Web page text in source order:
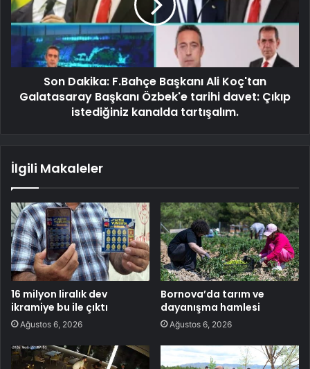
Son Dakika: F.Bahçe Başkanı Ali Koç'tan
Galatasaray Başkanı Özbek'e tarihi davet: Çıkıp
istediğiniz kanalda tartışalım.
İlgili Makaleler
16 milyon liralık dev
ikramiye bu ile çıktı
Ağustos 6, 2026
Bornova’da tarım ve
dayanışma hamlesi
Ağustos 6, 2026